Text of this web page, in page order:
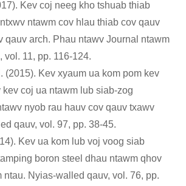
Kev coj neeg kho tshuab thiab
ntawm cov hlau thiab cov qauv
qauv arch. Phau ntawv Journal ntawm
vol. 11, pp. 116-124.
(2015). Kev xyaum ua kom pom kev
coj ua ntawm lub siab-zog
nyob rau hauv cov qauv txawv
qauv, vol. 97, pp. 38-45.
Kev ua kom lub voj voog siab
boron steel dhau ntawm qhov
ntau. Nyias-walled qauv, vol. 76, pp.